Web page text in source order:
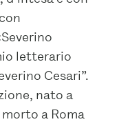
letterario
Cesari”.
nato a
a Roma